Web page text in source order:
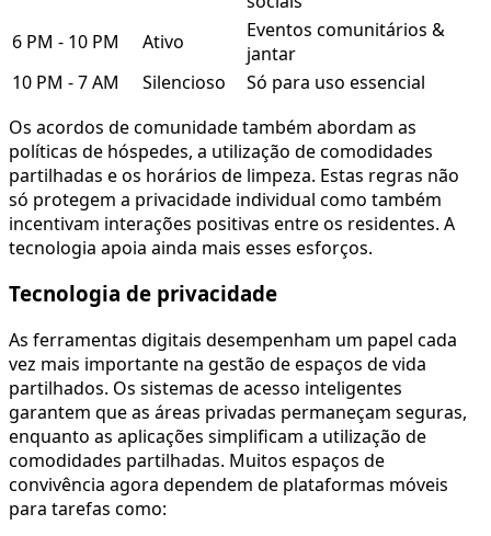
6 PM - 10 PM
Ativo
Eventos comunitários &
jantar
10 PM - 7 AM
Silencioso
Só para uso essencial
Os acordos de comunidade também abordam as
políticas de hóspedes, a utilização de comodidades
partilhadas e os horários de limpeza. Estas regras não
só protegem a privacidade individual como também
incentivam interações positivas entre os residentes. A
tecnologia apoia ainda mais esses esforços.
Tecnologia de privacidade
As ferramentas digitais desempenham um papel cada
vez mais importante na gestão de espaços de vida
partilhados. Os sistemas de acesso inteligentes
garantem que as áreas privadas permaneçam seguras,
enquanto as aplicações simplificam a utilização de
comodidades partilhadas. Muitos espaços de
convivência agora dependem de plataformas móveis
para tarefas como: